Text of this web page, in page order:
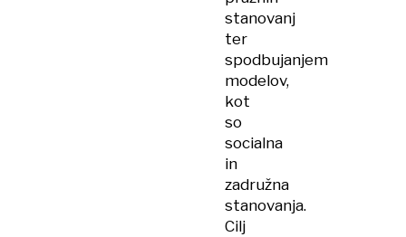
stanovanj
ter
spodbujanjem
modelov,
kot
so
socialna
in
zadružna
stanovanja.
Cilj